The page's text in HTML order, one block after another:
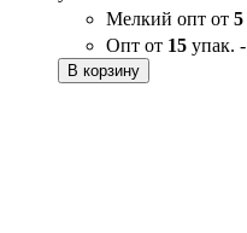
Мелкий опт от 5
Опт от 15 упак. -
В корзину